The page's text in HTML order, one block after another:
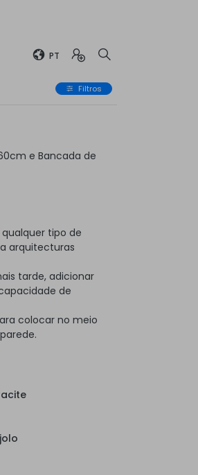
PT
Filtros
e Bancada de
tipo de
arquitecturas
tarde, adicionar
de
colocar no meio